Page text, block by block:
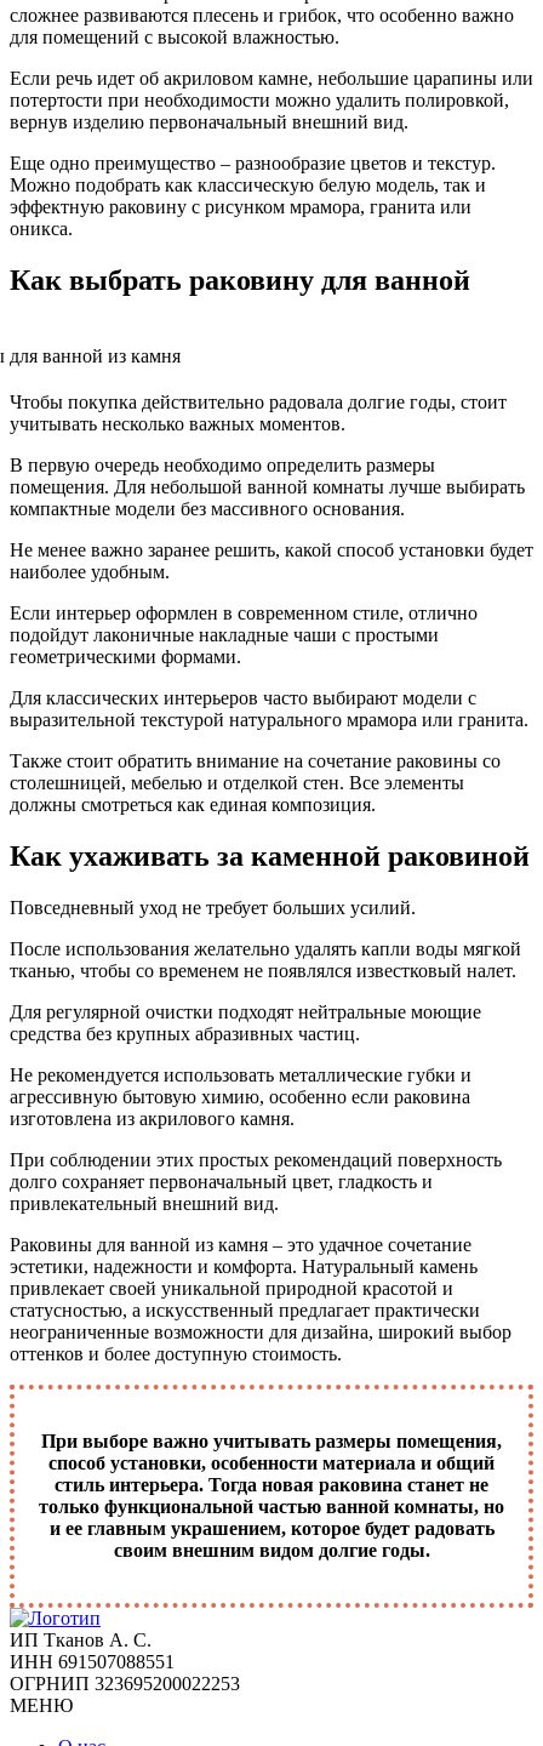
сложнее развиваются плесень и грибок, что особенно важно
для помещений с высокой влажностью.
Если речь идет об акриловом камне, небольшие царапины или
потертости при необходимости можно удалить полировкой,
вернув изделию первоначальный внешний вид.
Еще одно преимущество – разнообразие цветов и текстур.
Можно подобрать как классическую белую модель, так и
эффектную раковину с рисунком мрамора, гранита или
оникса.
Как выбрать раковину для ванной
Чтобы покупка действительно радовала долгие годы, стоит
учитывать несколько важных моментов.
В первую очередь необходимо определить размеры
помещения. Для небольшой ванной комнаты лучше выбирать
компактные модели без массивного основания.
Не менее важно заранее решить, какой способ установки будет
наиболее удобным.
Если интерьер оформлен в современном стиле, отлично
подойдут лаконичные накладные чаши с простыми
геометрическими формами.
Для классических интерьеров часто выбирают модели с
выразительной текстурой натурального мрамора или гранита.
Также стоит обратить внимание на сочетание раковины со
столешницей, мебелью и отделкой стен. Все элементы
должны смотреться как единая композиция.
Как ухаживать за каменной раковиной
Повседневный уход не требует больших усилий.
После использования желательно удалять капли воды мягкой
тканью, чтобы со временем не появлялся известковый налет.
Для регулярной очистки подходят нейтральные моющие
средства без крупных абразивных частиц.
Не рекомендуется использовать металлические губки и
агрессивную бытовую химию, особенно если раковина
изготовлена из акрилового камня.
При соблюдении этих простых рекомендаций поверхность
долго сохраняет первоначальный цвет, гладкость и
привлекательный внешний вид.
Раковины для ванной из камня – это удачное сочетание
эстетики, надежности и комфорта. Натуральный камень
привлекает своей уникальной природной красотой и
статусностью, а искусственный предлагает практически
неограниченные возможности для дизайна, широкий выбор
оттенков и более доступную стоимость.
При выборе важно учитывать размеры помещения,
способ установки, особенности материала и общий
стиль интерьера. Тогда новая раковина станет не
только функциональной частью ванной комнаты, но
и ее главным украшением, которое будет радовать
своим внешним видом долгие годы.
ИП Тканов А. С.
ИНН 691507088551
ОГРНИП 323695200022253
МЕНЮ